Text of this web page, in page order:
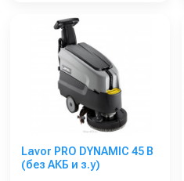
Lavor PRO DYNAMIC 45 B
(без АКБ и з.у)